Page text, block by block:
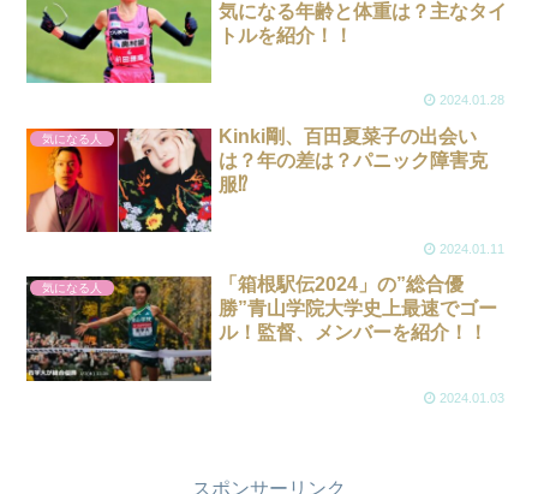
気になる年齢と体重は？主なタイ
トルを紹介！！
2024.01.28
気になる人
Kinki剛、百田夏菜子の出会い
は？年の差は？パニック障害克
服⁉
2024.01.11
気になる人
「箱根駅伝2024」の”総合優
勝”青山学院大学史上最速でゴー
ル！監督、メンバーを紹介！！
2024.01.03
スポンサーリンク